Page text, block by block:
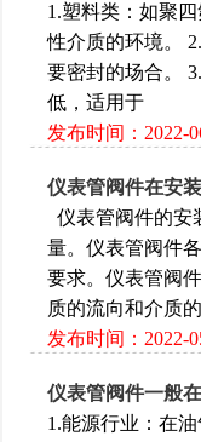
1.塑料类‌：如聚
性介质的环境。
要密封的场合‌‌‌。
低，适用于
发布时间：2022-
仪表管阀件在安
仪表管阀件的安
量。仪表管阀件
要求。仪表管阀
质的流向和介质
发布时间：2022-
仪表管阀件一般
1.能源行业‌：在